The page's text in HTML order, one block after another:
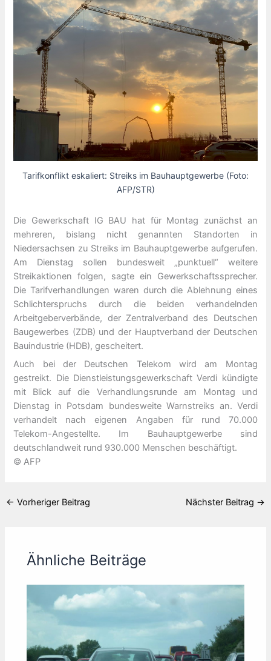
Tarifkonflikt eskaliert: Streiks im Bauhauptgewerbe (Foto:
AFP/STR)
Die Gewerkschaft IG BAU hat für Montag zunächst an
mehreren, bislang nicht genannten Standorten in
Niedersachsen zu Streiks im Bauhauptgewerbe aufgerufen.
Am Dienstag sollen bundesweit „punktuell“ weitere
Streikaktionen folgen, sagte ein Gewerkschaftssprecher.
Die Tarifverhandlungen waren durch die Ablehnung eines
Schlichterspruchs durch die beiden verhandelnden
Arbeitgeberverbände, der Zentralverband des Deutschen
Baugewerbes (ZDB) und der Hauptverband der Deutschen
Bauindustrie (HDB), gescheitert.
Auch bei der Deutschen Telekom wird am Montag
gestreikt. Die Dienstleistungsgewerkschaft Verdi kündigte
mit Blick auf die Verhandlungsrunde am Montag und
Dienstag in Potsdam bundesweite Warnstreiks an. Verdi
verhandelt nach eigenen Angaben für rund 70.000
Telekom-Angestellte. Im Bauhauptgewerbe sind
deutschlandweit rund 930.000 Menschen beschäftigt.
© AFP
← Vorheriger Beitrag Nächster Beitrag →
Ähnliche Beiträge